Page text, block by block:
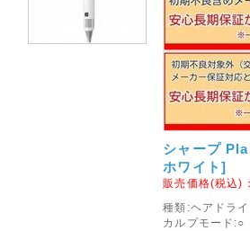
その後も群発しております余
お届けの遅れが予想されます。
お客様にはご迷惑をおかけい
うお願い申し上げます。
◇鳥取県中部を中心とする
平成28年10月21日に発生しま
災された皆様に心よりお見舞
心よりお祈り申し上げます。
シャープ
ホワイト]
販売価格(税込)
種類:ヘアド
カルプモード